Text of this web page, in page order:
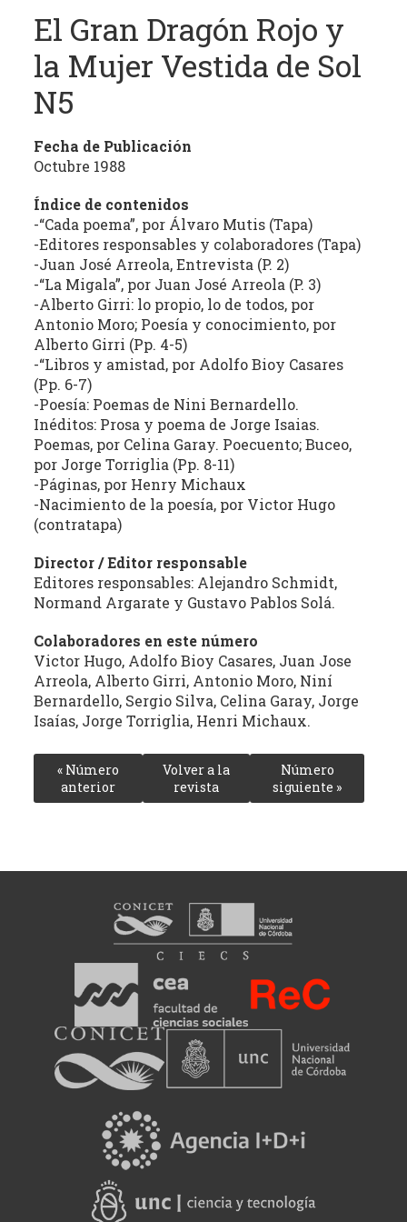
estudio
crítico
publicaciones
(con
énfasis
producción
independiente)
dedicadas
cultura,
literatura,
política,
artes
producción
sus
distintas
manifestaciones.
El Gran Dragón Rojo y
la Mujer Vestida de Sol
N5
Fecha de Publicación
Octubre 1988
Índice de contenidos
-“Cada poema”, por Álvaro Mutis (Tapa)
-Editores responsables y colaboradores (Tapa)
-Juan José Arreola, Entrevista (P. 2)
-“La Migala”, por Juan José Arreola (P. 3)
-Alberto Girri: lo propio, lo de todos, por
Antonio Moro; Poesía y conocimiento, por
Alberto Girri (Pp. 4-5)
-“Libros y amistad, por Adolfo Bioy Casares
(Pp. 6-7)
-Poesía: Poemas de Nini Bernardello.
Inéditos: Prosa y poema de Jorge Isaias.
Poemas, por Celina Garay. Poecuento; Buceo,
por Jorge Torriglia (Pp. 8-11)
-Páginas, por Henry Michaux
-Nacimiento de la poesía, por Victor Hugo
(contratapa)
Director / Editor responsable
Editores responsables: Alejandro Schmidt,
Normand Argarate y Gustavo Pablos Solá.
Colaboradores en este número
Victor Hugo, Adolfo Bioy Casares, Juan Jose
Arreola, Alberto Girri, Antonio Moro, Niní
Bernardello, Sergio Silva, Celina Garay, Jorge
Isaías, Jorge Torriglia, Henri Michaux.
« Número
anterior
Volver a la
revista
Número
siguiente »